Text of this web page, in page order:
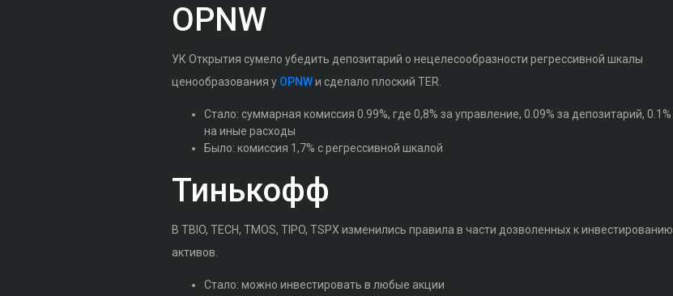
OPNW
УК Открытия сумело убедить депозитарий о нецелесообразности регрессивной шкалы
ценообразования у OPNWи сделало плоский TER.
Стало: суммарная комиссия 0.99%, где 0,8% за управление, 0.09% за депозитарий, 0.1%
на иные расходы
Было: комиссия 1,7% с регрессивной шкалой
Тинькофф
В TBIO, TECH, TMOS, TIPO, TSPX изменились правила в части дозволенных к инвестированию
активов.
Стало: можно инвестировать в любые акции